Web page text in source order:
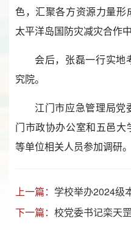
色，汇聚各方资源力量
太平洋岛国防灾减灾合作中
会后，张磊一行实地
究院。
江门市应急管理局党
门市政协办公室和五邑
等单位相关人员参加调研
上一篇： 学校举办2024级
下一篇： 校党委书记栾天